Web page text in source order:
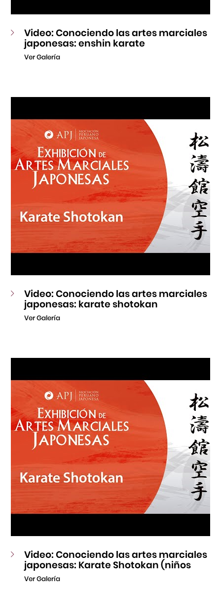
Video: Conociendo las artes marciales
japonesas: enshin karate
Ver Galería
Video: Conociendo las artes marciales
japonesas: karate shotokan
Ver Galería
Video: Conociendo las artes marciales
japonesas: Karate Shotokan (niños
Ver Galería